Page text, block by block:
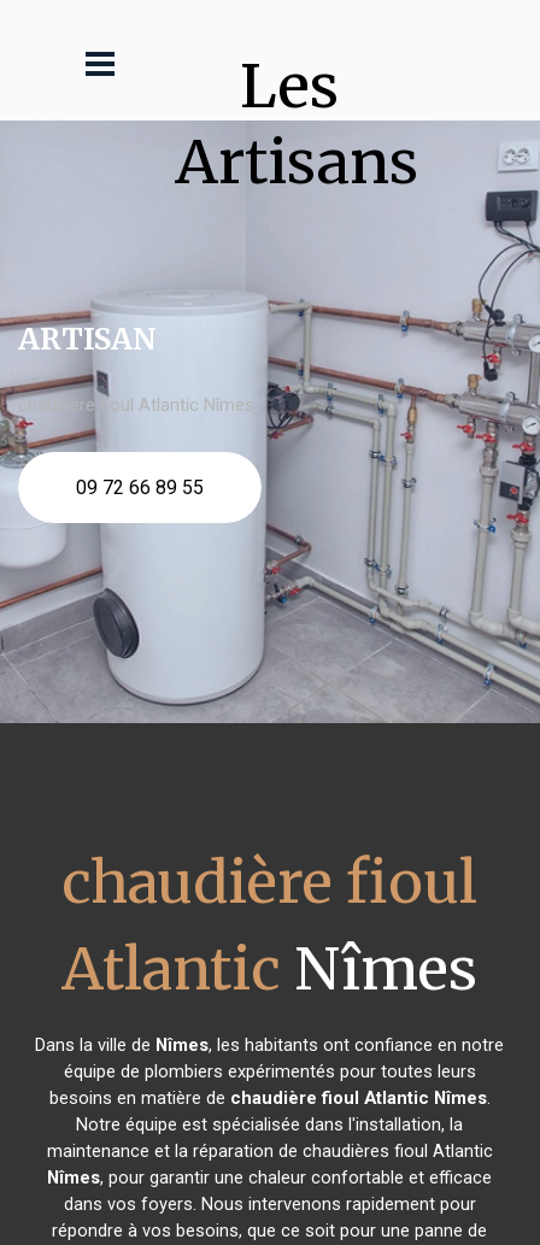
Les
Artisans
ARTISAN
chaudière fioul Atlantic Nîmes
09 72 66 89 55
chaudière fioul
Atlantic Nîmes
Dans la ville de Nîmes, les habitants ont confiance en notre
équipe de plombiers expérimentés pour toutes leurs
besoins en matière de chaudière fioul Atlantic Nîmes.
Notre équipe est spécialisée dans l'installation, la
maintenance et la réparation de chaudières fioul Atlantic
Nîmes, pour garantir une chaleur confortable et efficace
dans vos foyers. Nous intervenons rapidement pour
répondre à vos besoins, que ce soit pour une panne de